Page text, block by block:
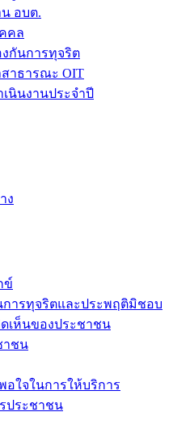
อบต.
คล
กันการทุจริต
สาธารณะ OIT
นินงานประจำปี
ง
ข์
นการทุจริตและประพฤติมิชอบ
เห็นของประชาชน
าชน
อใจในการให้บริการ
ประชาชน